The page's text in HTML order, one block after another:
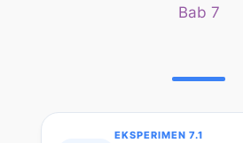
Bab 7
EKSPERIMEN 7.1